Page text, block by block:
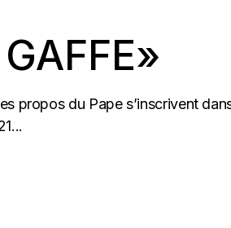
propos du Pape s’inscrivent